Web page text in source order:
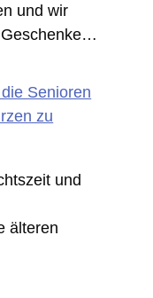
und wir
Senioren
zu
und
älteren